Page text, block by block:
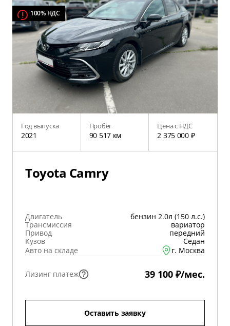
100% НДС
Год выпуска
2021
Пробег
90 517 км
Цена с НДС
2 375 000 ₽
Toyota Camry
Двигатель
бензин 2.0л (150 л.с.)
Трансмиссия
вариатор
Привод
передний
Кузов
Седан
Авто на складе
г. Москва
Лизинг платеж 39 100 ₽/мес.
Оставить заявку